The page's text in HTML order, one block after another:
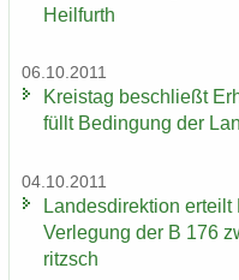
Heil­furth
06.10.2011
Kreis­tag be­schließt
füllt Be­din­gung der
04.10.2011
Lan­des­di­rek­ti­on
Ver­le­gung der B 176
ritzsch